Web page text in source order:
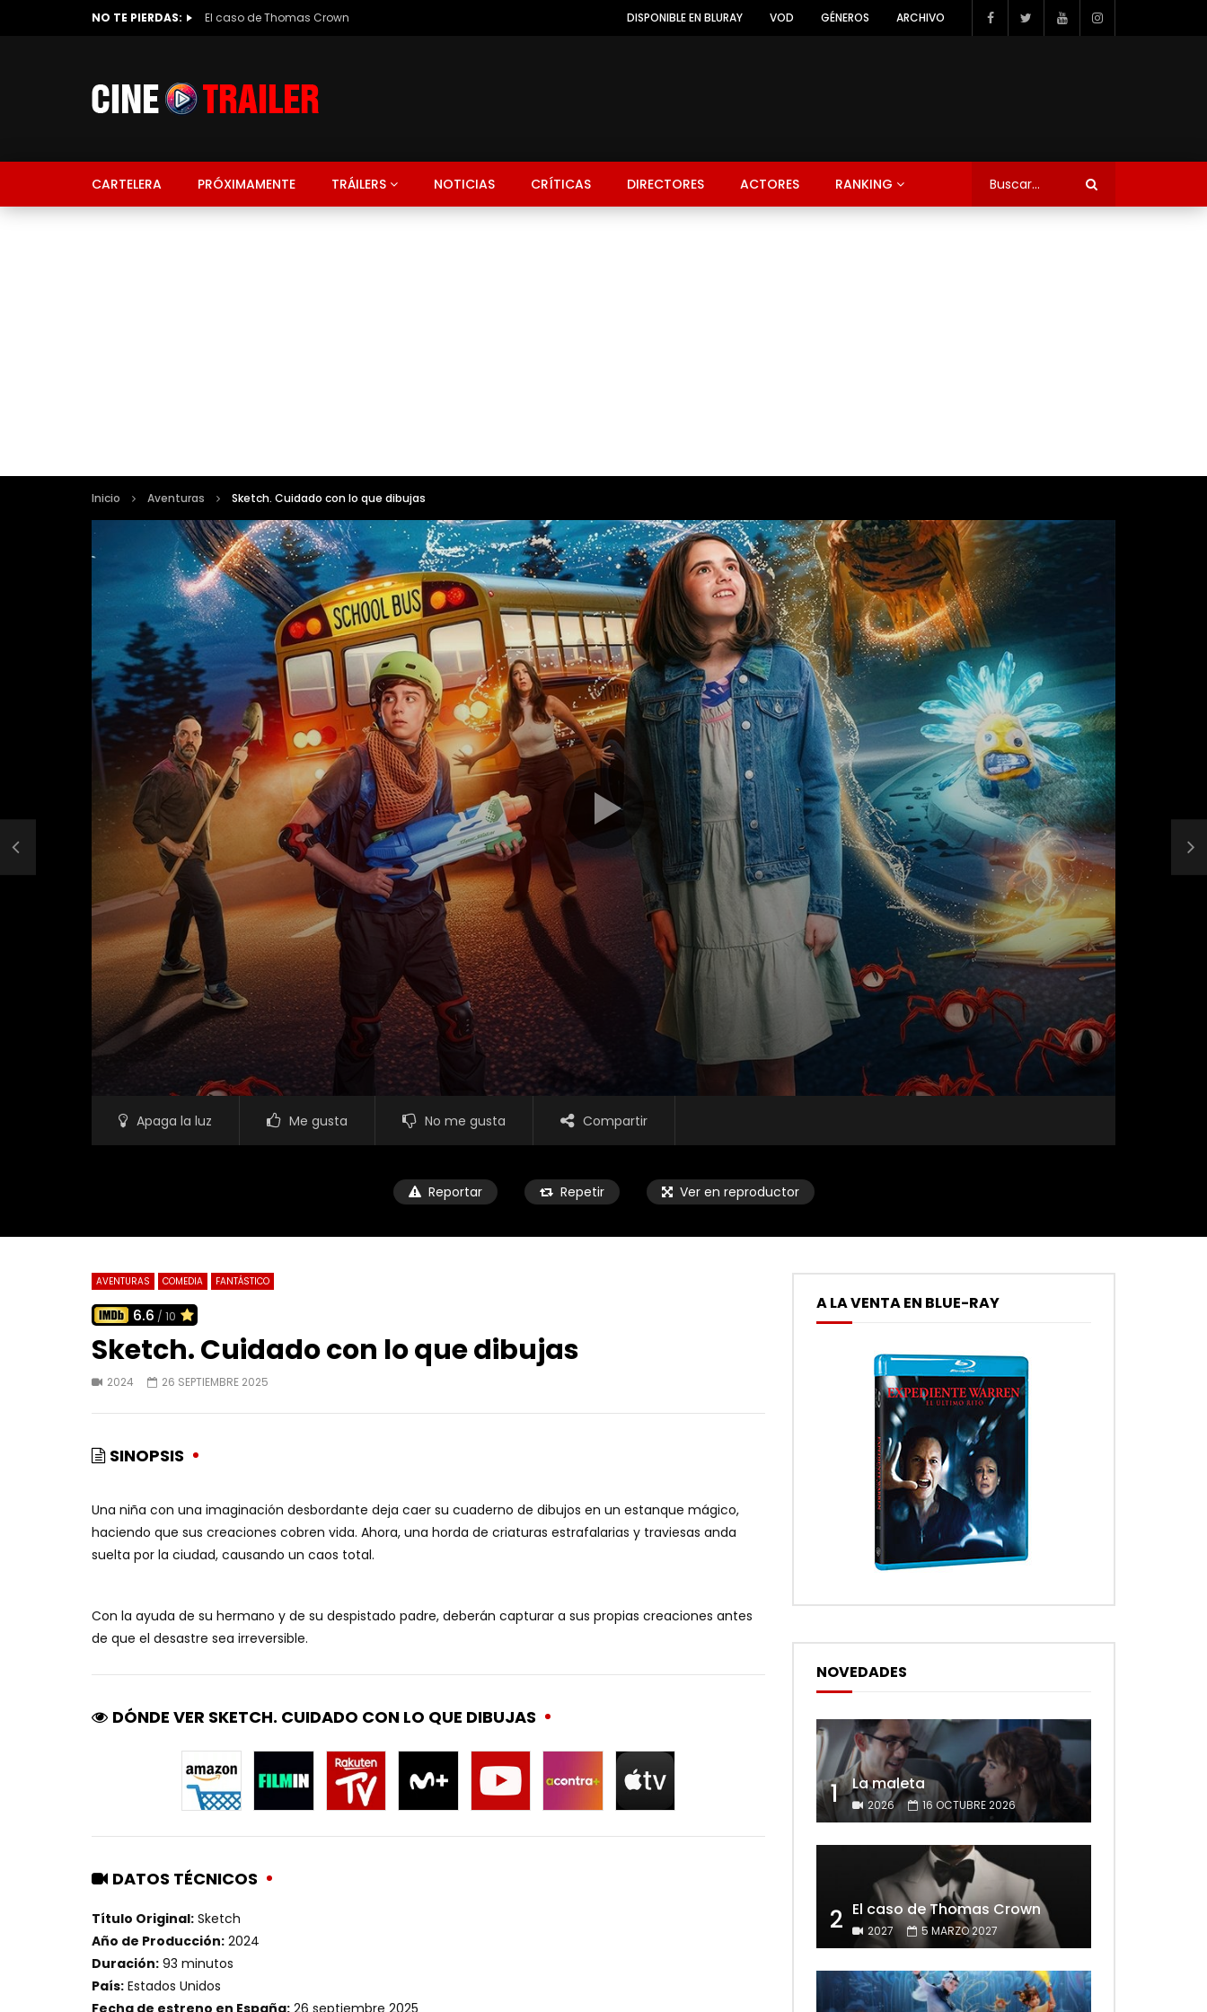
NO TE PIERDAS: El caso de Thomas Crown DISPONIBLE EN BLURAY VOD GÉNEROS ARCHIVO
CARTELERA PRÓXIMAMENTE TRÁILERS NOTICIAS CRÍTICAS DIRECTORES ACTORES RANKING
Inicio Aventuras Sketch. Cuidado con lo que dibujas
Apaga la luz Me gusta No me gusta Compartir
Reportar Repetir Ver en reproductor
AVENTURAS COMEDIA FANTÁSTICO
6.6 / 10
Sketch. Cuidado con lo que dibujas
2024 26 SEPTIEMBRE 2025
SINOPSIS
Una niña con una imaginación desbordante deja caer su cuaderno de dibujos en un estanque mágico,
haciendo que sus creaciones cobren vida. Ahora, una horda de criaturas estrafalarias y traviesas anda
suelta por la ciudad, causando un caos total.
Con la ayuda de su hermano y de su despistado padre, deberán capturar a sus propias creaciones antes
de que el desastre sea irreversible.
DÓNDE VER SKETCH. CUIDADO CON LO QUE DIBUJAS
DATOS TÉCNICOS
Título Original: Sketch
Año de Producción: 2024
Duración: 93 minutos
País: Estados Unidos
A LA VENTA EN BLUE-RAY
NOVEDADES
1 La maleta
2026 16 OCTUBRE 2026
2 El caso de Thomas Crown
2027 5 MARZO 2027